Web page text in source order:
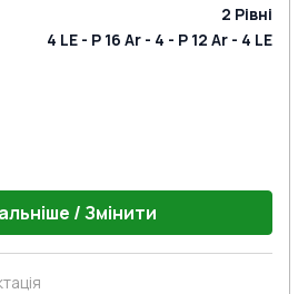
2 Рівні
4 LE - P 16 Ar - 4 - P 12 Ar - 4 LE
/ Змінити